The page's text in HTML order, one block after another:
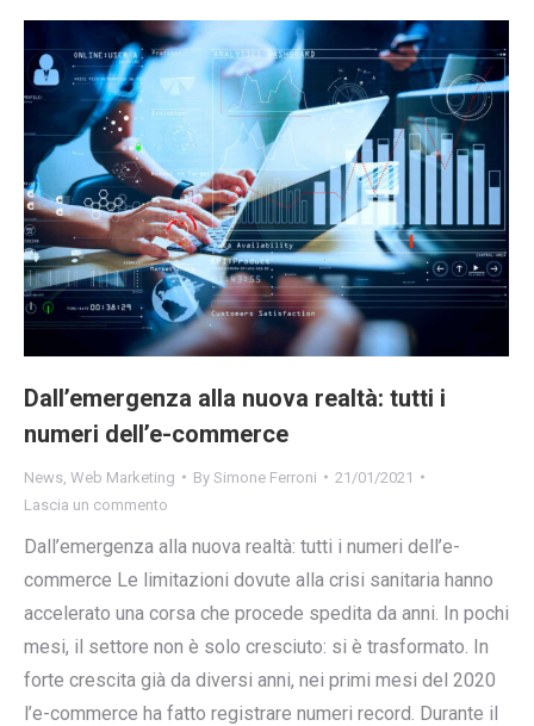
Dall’emergenza alla nuova realtà: tutti i
numeri dell’e-commerce
News Web Marketing By Simone Ferroni
21/01/2021
Lascia un commento
Dall’emergenza alla nuova realtà: tutti i numeri dell’e-
commerce Le limitazioni dovute alla crisi sanitaria hanno
accelerato una corsa che procede spedita da anni. In pochi
mesi, il settore non è solo cresciuto: si è trasformato. In
forte crescita già da diversi anni, nei primi mesi del 2020
l’e-commerce ha fatto registrare numeri record. Durante il